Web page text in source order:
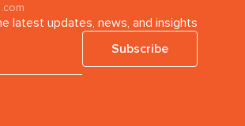
latest updates, news, and insights
Subscribe